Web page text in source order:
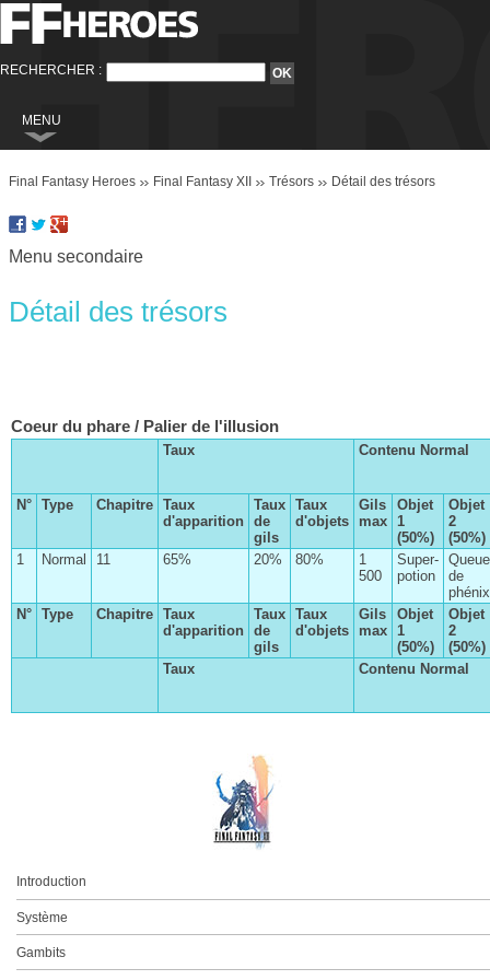
RECHERCHER :
MENU
Final Fantasy VIII
Final Fantasy X
Final Fantasy XIII
Final Fantasy XIII-2
Final Fantasy XIV
Final Fantasy Heroes Final Fantasy XII Trésors Détail des trésors
Menu secondaire
Détail des trésors
Coeur du phare / Palier de l'illusion
Taux Contenu Normal
N° Type Chapitre Taux
d'apparition
Taux
de
gils
Taux
d'objets
Gils
max
Objet
1
(50%)
Objet
2
(50%)
1
Normal 11 65% 20% 80%
1
500
Super-
potion
Queue
de
phénix
N° Type Chapitre Taux
d'apparition
Taux
de
gils
Taux
d'objets
Gils
max
Objet
1
(50%)
Objet
2
(50%)
Taux
Contenu Normal
Introduction
Système
Gambits
Chapitre VIII
Chapitre IX
La quête existentielle de Catrina
Le journal de Pilika
L'affaire du Pampa disparu
La route des vins
À la recherche des coquatrices
Le Draconologiste
La pêche à la ligne